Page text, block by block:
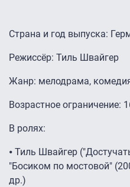
Страна и год выпуска:
Режиссёр: Тиль Швайгер
Жанр: мелодрама,
Возрастное ограничение:
В ролях:
⦁ Тиль Швайгер
"Босиком по мостовой"
др.)